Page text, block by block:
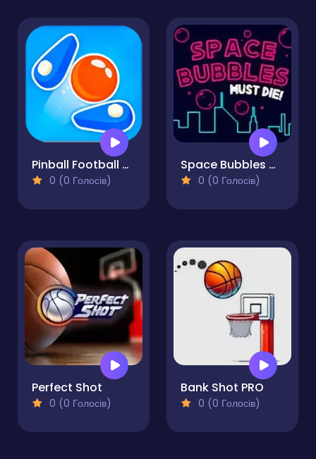
Pinball Football Champion
0 (0 Голосів)
Space Bubbles Must Die!
0 (0 Голосів)
Perfect Shot
0 (0 Голосів)
Bank Shot PRO
0 (0 Голосів)